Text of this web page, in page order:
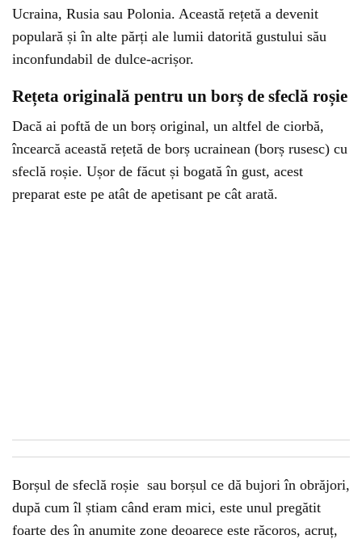
Ucraina, Rusia sau Polonia. Această rețetă a devenit
populară și în alte părți ale lumii datorită gustului său
inconfundabil de dulce-acrișor.
Rețeta originală pentru un borș de sfeclă roșie
Dacă ai poftă de un borș original, un altfel de ciorbă,
încearcă această rețetă de borș ucrainean (borș rusesc) cu
sfeclă roșie. Ușor de făcut și bogată în gust, acest
preparat este pe atât de apetisant pe cât arată.
Borșul de sfeclă roșie sau borșul ce dă bujori în obrăjori,
după cum îl știam când eram mici, este unul pregătit
foarte des în anumite zone deoarece este răcoros, acruț,